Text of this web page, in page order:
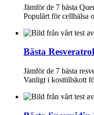
Jämför de 7 bästa
Populärt för cellhälsa
Bästa
Jämför de 7 bästa
Vanligt i kosttillskott